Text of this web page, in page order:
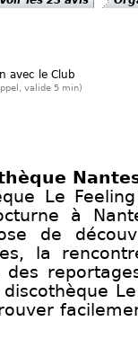
avec le Club
valide 5 min)
Le
à
de
la